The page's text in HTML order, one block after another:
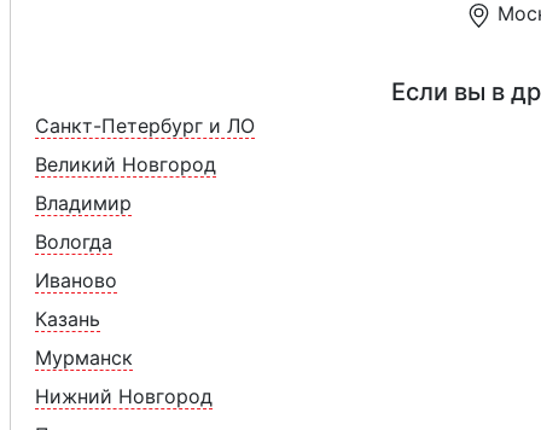
Если вы в
Санкт-Петербург и ЛО
Великий Новгород
Владимир
Вологда
Иваново
Казань
Мурманск
Нижний Новгород